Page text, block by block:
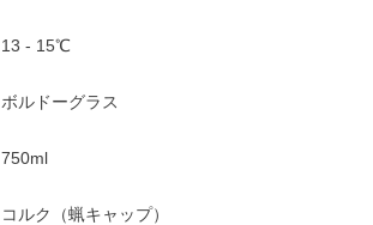
13 - 15℃
ボルドーグラス
750ml
コルク（蝋キャップ）